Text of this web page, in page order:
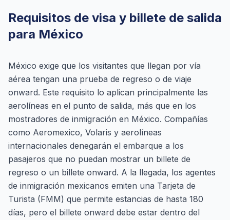
Requisitos de visa y billete de salida
para México
México exige que los visitantes que llegan por vía
aérea tengan una prueba de regreso o de viaje
onward. Este requisito lo aplican principalmente las
aerolíneas en el punto de salida, más que en los
mostradores de inmigración en México. Compañías
como Aeromexico, Volaris y aerolíneas
internacionales denegarán el embarque a los
pasajeros que no puedan mostrar un billete de
regreso o un billete onward. A la llegada, los agentes
de inmigración mexicanos emiten una Tarjeta de
Turista (FMM) que permite estancias de hasta 180
días, pero el billete onward debe estar dentro del